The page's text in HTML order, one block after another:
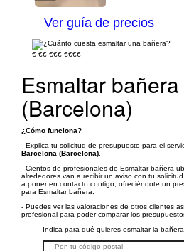
Ver guía de precios
€ €€ €€€ €€€€
Esmaltar
(Barcelona)
¿Cómo funciona?
- Explica tu solicitud de presupuesto para el
Barcelona (Barcelona)
- Cientos de profesionales de Esmaltar bañera
alrededores van a recibir un aviso con tu
a poner en contacto contigo, ofreciéndote un
para Esmaltar bañera.
- Puedes ver las valoraciones de otros clientes
profesional para poder comparar los
Indica para qué quieres esmaltar la